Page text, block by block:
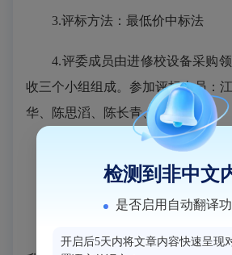
3.评标方法：最低价中标法
4.评委成员由进修校设备采购
收三个小组组成。参加评标人员：
华、陈思滔、陈长青、江信滨
中标人地址：北京市海淀区西小
检测到非中文
是否启用自动翻译
开启后5天内将文章内容快速呈现